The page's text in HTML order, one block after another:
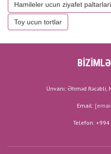
Hamileler ucun ziyafet paltarlari
Toy ucun tortlar
Ünvanı: Əhməd Rəcəbli,
Email:
Telefon: